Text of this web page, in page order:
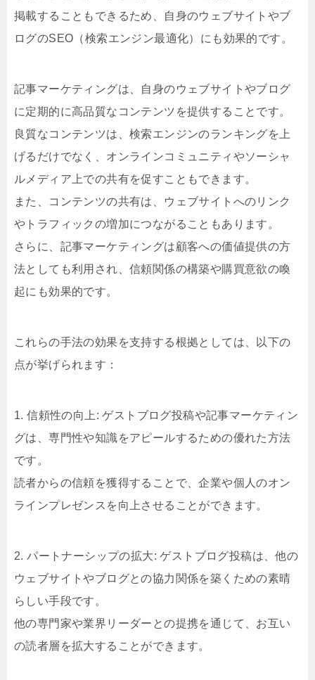
掲載することもできるため、自身のウェブサイトやブ
ログのSEO（検索エンジン最適化）にも効果的です。
記事マーケティングは、自身のウェブサイトやブログ
に定期的に高品質なコンテンツを提供することです。
良質なコンテンツは、検索エンジンのランキングを上
げるだけでなく、オンラインコミュニティやソーシャ
ルメディア上での共有を促すこともできます。
また、コンテンツの共有は、ウェブサイトへのリンク
やトラフィックの増加につながることもあります。
さらに、記事マーケティングは顧客への価値提供の方
法としても利用され、信頼関係の構築や購買意欲の喚
起にも効果的です。
これらの手法の効果を支持する根拠としては、以下の
点が挙げられます：
1. 信頼性の向上: ゲストブログ投稿や記事マーケティン
グは、専門性や知識をアピールするための優れた方法
です。
読者からの信頼を獲得することで、企業や個人のオン
ラインプレゼンスを向上させることができます。
2. パートナーシップの拡大: ゲストブログ投稿は、他の
ウェブサイトやブログとの協力関係を築くための素晴
らしい手段です。
他の専門家や業界リーダーとの提携を通じて、お互い
の読者層を拡大することができます。